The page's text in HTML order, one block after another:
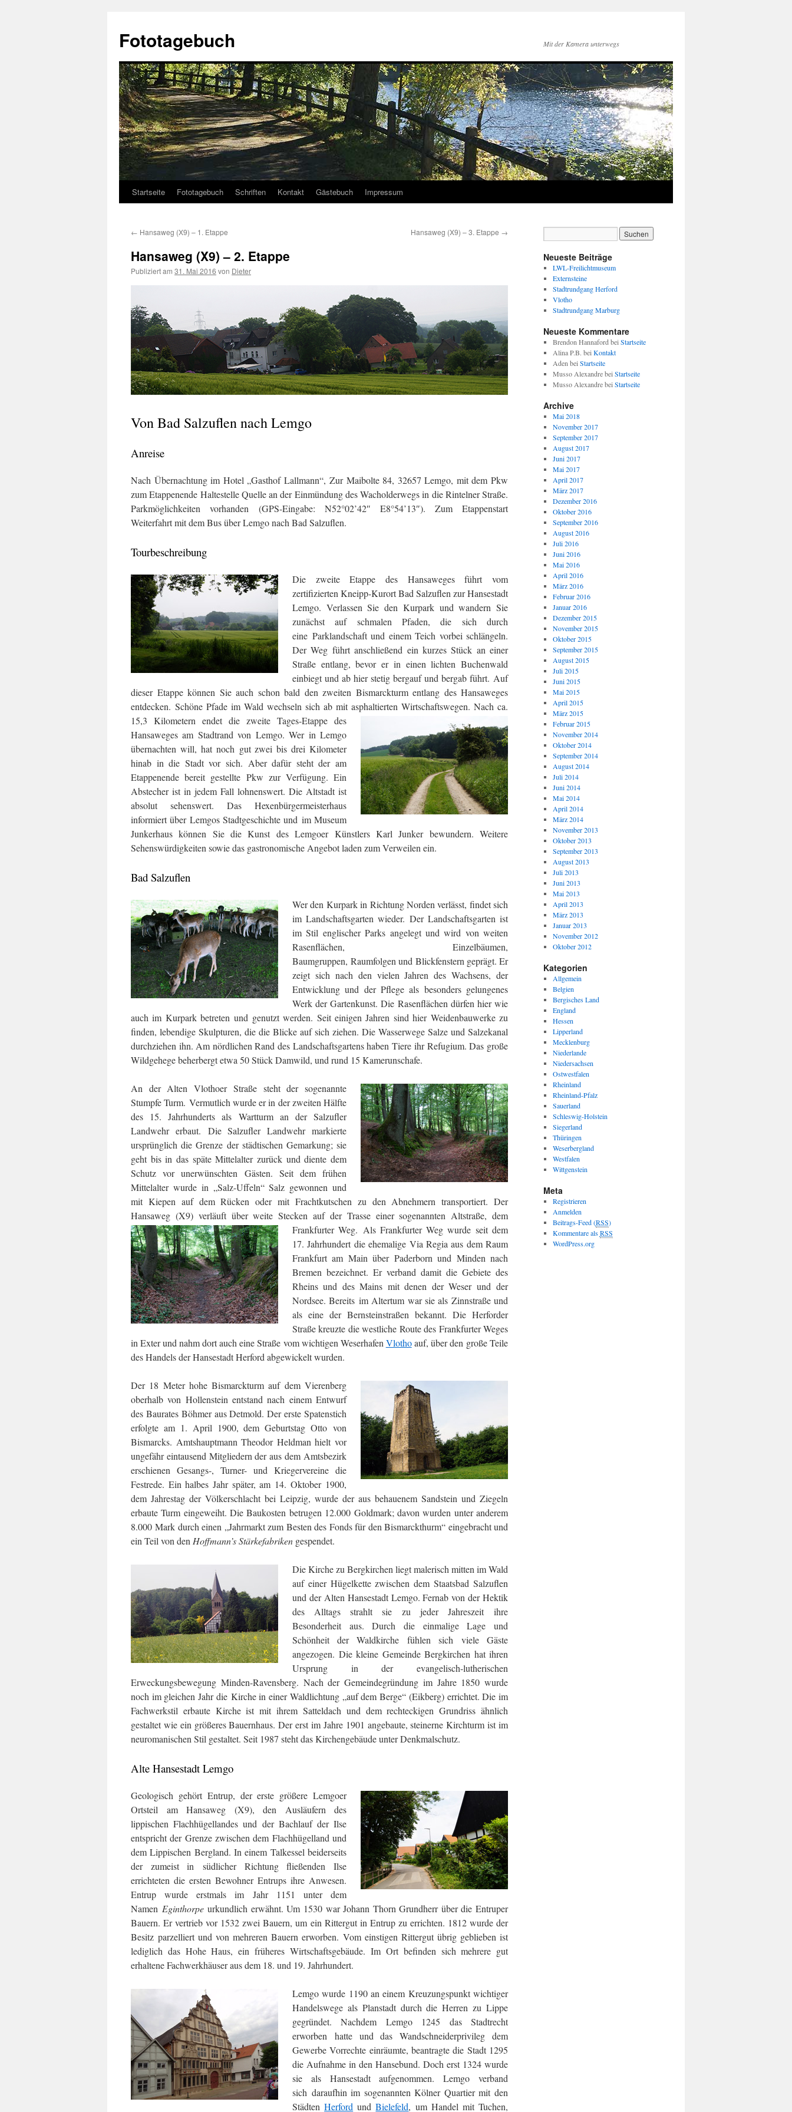
Fototagebuch Mit der Kamera unterwegs
Startseite Fototagebuch Schriften Kontakt Gästebuch Impressum
← Hansaweg (X9) – 1. Etappe Hansaweg (X9) – 3. Etappe →
Hansaweg (X9) – 2. Etappe
Publiziert am 31. Mai 2016 von Dieter
Von Bad Salzuflen nach Lemgo
Anreise
Nach Übernachtung im Hotel „Gasthof Lallmann“, Zur Maibolte 84, 32657 Lemgo, mit dem Pkw
zum Etappenende Haltestelle Quelle an der Einmündung des Wacholderwegs in die Rintelner Straße.
Parkmöglichkeiten vorhanden (GPS-Eingabe: N52°02’42″ E8°54’13″). Zum Etappenstart
Weiterfahrt mit dem Bus über Lemgo nach Bad Salzuflen.
Tourbeschreibung
Die zweite Etappe des Hansaweges führt vom
zertifizierten Kneipp-Kurort Bad Salzuflen zur Hansestadt
Lemgo. Verlassen Sie den Kurpark und wandern Sie
zunächst auf schmalen Pfaden, die sich durch
eine Parklandschaft und einem Teich vorbei schlängeln.
Der Weg führt anschließend ein kurzes Stück an einer
Straße entlang, bevor er in einen lichten Buchenwald
einbiegt und ab hier stetig bergauf und bergab führt. Auf
dieser Etappe können Sie auch schon bald den zweiten Bismarckturm entlang des Hansaweges
entdecken. Schöne Pfade im Wald wechseln sich ab mit asphaltierten Wirtschaftswegen. Nach ca.
15,3 Kilometern endet die zweite Tages-Etappe des
Hansaweges am Stadtrand von Lemgo. Wer in Lemgo
übernachten will, hat noch gut zwei bis drei Kilometer
hinab in die Stadt vor sich. Aber dafür steht der am
Etappenende bereit gestellte Pkw zur Verfügung. Ein
Abstecher ist in jedem Fall lohnenswert. Die Altstadt ist
absolut sehenswert. Das Hexenbürgermeisterhaus
informiert über Lemgos Stadtgeschichte und im Museum
Junkerhaus können Sie die Kunst des Lemgoer Künstlers Karl Junker bewundern. Weitere
Sehenswürdigkeiten sowie das gastronomische Angebot laden zum Verweilen ein.
Bad Salzuflen
Wer den Kurpark in Richtung Norden verlässt, findet sich
im Landschaftsgarten wieder. Der Landschaftsgarten ist
im Stil englischer Parks angelegt und wird von weiten
Rasenflächen, Einzelbäumen,
Baumgruppen, Raumfolgen und Blickfenstern geprägt. Er
zeigt sich nach den vielen Jahren des Wachsens, der
Entwicklung und der Pflege als besonders gelungenes
Werk der Gartenkunst. Die Rasenflächen dürfen hier wie
auch im Kurpark betreten und genutzt werden. Seit einigen Jahren sind hier Weidenbauwerke zu
finden, lebendige Skulpturen, die die Blicke auf sich ziehen. Die Wasserwege Salze und Salzekanal
durchziehen ihn. Am nördlichen Rand des Landschaftsgartens haben Tiere ihr Refugium. Das große
Wildgehege beherbergt etwa 50 Stück Damwild, und rund 15 Kamerunschafe.
An der Alten Vlothoer Straße steht der sogenannte
Stumpfe Turm. Vermutlich wurde er in der zweiten Hälfte
des 15. Jahrhunderts als Wartturm an der Salzufler
Landwehr erbaut. Die Salzufler Landwehr markierte
ursprünglich die Grenze der städtischen Gemarkung; sie
geht bis in das späte Mittelalter zurück und diente dem
Schutz vor unerwünschten Gästen. Seit dem frühen
Mittelalter wurde in „Salz-Uffeln“ Salz gewonnen und
mit Kiepen auf dem Rücken oder mit Frachtkutschen zu den Abnehmern transportiert. Der
Hansaweg (X9) verläuft über weite Stecken auf der Trasse einer sogenannten Altstraße, dem
Frankfurter Weg. Als Frankfurter Weg wurde seit dem
17. Jahrhundert die ehemalige Via Regia aus dem Raum
Frankfurt am Main über Paderborn und Minden nach
Bremen bezeichnet. Er verband damit die Gebiete des
Rheins und des Mains mit denen der Weser und der
Nordsee. Bereits im Altertum war sie als Zinnstraße und
als eine der Bernsteinstraßen bekannt. Die Herforder
Straße kreuzte die westliche Route des Frankfurter Weges
in Exter und nahm dort auch eine Straße vom wichtigen Weserhafen Vlothoauf, über den große Teile
des Handels der Hansestadt Herford abgewickelt wurden.
Der 18 Meter hohe Bismarckturm auf dem Vierenberg
oberhalb von Hollenstein entstand nach einem Entwurf
des Baurates Böhmer aus Detmold. Der erste Spatenstich
erfolgte am 1. April 1900, dem Geburtstag Otto von
Bismarcks. Amtshauptmann Theodor Heldman hielt vor
ungefähr eintausend Mitgliedern der aus dem Amtsbezirk
erschienen Gesangs-, Turner- und Kriegervereine die
Festrede. Ein halbes Jahr später, am 14. Oktober 1900,
dem Jahrestag der Völkerschlacht bei Leipzig, wurde der aus behauenem Sandstein und Ziegeln
erbaute Turm eingeweiht. Die Baukosten betrugen 12.000 Goldmark; davon wurden unter anderem
8.000 Mark durch einen „Jahrmarkt zum Besten des Fonds für den Bismarckthurm“ eingebracht und
ein Teil von den Hoffmann’s Stärkefabriken gespendet.
Die Kirche zu Bergkirchen liegt malerisch mitten im Wald
auf einer Hügelkette zwischen dem Staatsbad Salzuflen
und der Alten Hansestadt Lemgo. Fernab von der Hektik
des Alltags strahlt sie zu jeder Jahreszeit ihre
Besonderheit aus. Durch die einmalige Lage und
Schönheit der Waldkirche fühlen sich viele Gäste
angezogen. Die kleine Gemeinde Bergkirchen hat ihren
Ursprung in der evangelisch-lutherischen
Erweckungsbewegung Minden-Ravensberg. Nach der Gemeindegründung im Jahre 1850 wurde
noch im gleichen Jahr die Kirche in einer Waldlichtung „auf dem Berge“ (Eikberg) errichtet. Die im
Fachwerkstil erbaute Kirche ist mit ihrem Satteldach und dem rechteckigen Grundriss ähnlich
gestaltet wie ein größeres Bauernhaus. Der erst im Jahre 1901 angebaute, steinerne Kirchturm ist im
neuromanischen Stil gestaltet. Seit 1987 steht das Kirchengebäude unter Denkmalschutz.
Alte Hansestadt Lemgo
Geologisch gehört Entrup, der erste größere Lemgoer
Ortsteil am Hansaweg (X9), den Ausläufern des
lippischen Flachhügellandes und der Bachlauf der Ilse
entspricht der Grenze zwischen dem Flachhügelland und
dem Lippischen Bergland. In einem Talkessel beiderseits
der zumeist in südlicher Richtung fließenden Ilse
errichteten die ersten Bewohner Entrups ihre Anwesen.
Entrup wurde erstmals im Jahr 1151 unter dem
Namen Eginthorpeurkundlich erwähnt. Um 1530 war Johann Thorn Grundherr über die Entruper
Bauern. Er vertrieb vor 1532 zwei Bauern, um ein Rittergut in Entrup zu errichten. 1812 wurde der
Besitz parzelliert und von mehreren Bauern erworben. Vom einstigen Rittergut übrig geblieben ist
lediglich das Hohe Haus, ein früheres Wirtschaftsgebäude. Im Ort befinden sich mehrere gut
erhaltene Fachwerkhäuser aus dem 18. und 19. Jahrhundert.
Lemgo wurde 1190 an einem Kreuzungspunkt wichtiger
Handelswege als Planstadt durch die Herren zu Lippe
gegründet. Nachdem Lemgo 1245 das Stadtrecht
erworben hatte und das Wandschneiderprivileg dem
Gewerbe Vorrechte einräumte, beantragte die Stadt 1295
die Aufnahme in den Hansebund. Doch erst 1324 wurde
sie als Hansestadt aufgenommen. Lemgo verband
sich daraufhin im sogenannten Kölner Quartier mit den
StädtenHerford undBielefeld, um Handel mit Tuchen,
Neueste Beiträge
LWL-Freilichtmuseum
Externsteine
Stadtrundgang Herford
Vlotho
Stadtrundgang Marburg
Neueste Kommentare
Brendon Hannaford bei Startseite
Alina P.B. bei Kontakt
Aden bei Startseite
Musso Alexandrebei Startseite
Musso Alexandrebei Startseite
Archive
Mai 2018
November 2017
September 2017
August 2017
Juni 2017
Mai 2017
April 2017
März 2017
Dezember 2016
Oktober 2016
September 2016
August 2016
Juli 2016
Juni 2016
Mai 2016
April 2016
März 2016
Februar 2016
Januar 2016
Dezember 2015
November 2015
Oktober 2015
September 2015
August 2015
Juli 2015
Juni 2015
Mai 2015
April 2015
März 2015
Februar 2015
November 2014
Oktober 2014
September 2014
August 2014
Juli 2014
Juni 2014
Mai 2014
April 2014
März 2014
November 2013
Oktober 2013
September 2013
August 2013
Juli 2013
Juni 2013
Mai 2013
April 2013
März 2013
Januar 2013
November 2012
Oktober 2012
Kategorien
Allgemein
Belgien
Bergisches Land
England
Hessen
Lipperland
Mecklenburg
Niederlande
Niedersachsen
Ostwestfalen
Rheinland
Rheinland-Pfalz
Sauerland
Schleswig-Holstein
Siegerland
Thüringen
Weserbergland
Westfalen
Wittgenstein
Meta
Registrieren
Anmelden
Beitrags-Feed (RSS)
Kommentare alsRSS
WordPress.org